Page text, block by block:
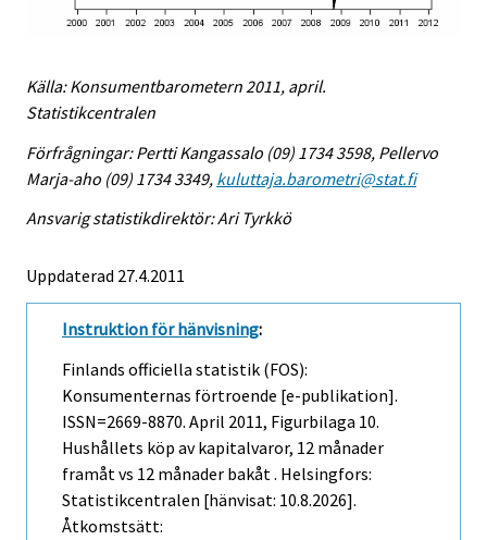
Källa: Konsumentbarometern 2011, april.
Statistikcentralen
Förfrågningar: Pertti Kangassalo (09) 1734 3598, Pellervo
Marja-aho (09) 1734 3349, kuluttaja.barometri@stat.fi
Ansvarig statistikdirektör: Ari Tyrkkö
Uppdaterad 27.4.2011
Instruktion för hänvisning:
Finlands officiella statistik (FOS):
Konsumenternas förtroende [e-publikation].
ISSN=2669-8870. April 2011, Figurbilaga 10.
Hushållets köp av kapitalvaror, 12 månader
framåt vs 12 månader bakåt . Helsingfors:
Statistikcentralen [hänvisat: 10.8.2026].
Åtkomstsätt: